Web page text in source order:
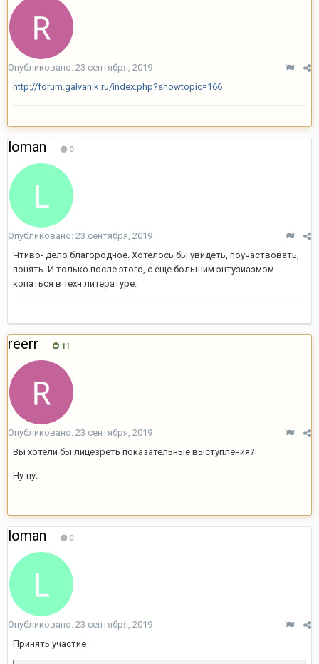
Опубликовано: 23 сентября, 2019
http://forum.galvanik.ru/index.php?showtopic=166
loman 0
Опубликовано: 23 сентября, 2019
Чтиво- дело благородное. Хотелось бы увидеть, поучаствовать,
понять. И только после этого, с еще большим энтузиазмом
копаться в техн.литературе.
reerr 11
Опубликовано: 23 сентября, 2019
Вы хотели бы лицезреть показательные выступления?
Ну-ну.
loman 0
Опубликовано: 23 сентября, 2019
Принять участие